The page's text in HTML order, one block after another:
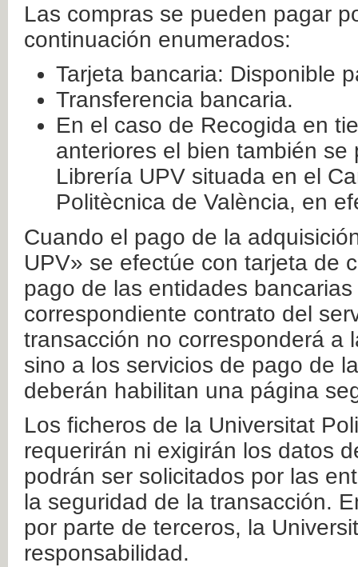
Las compras se pueden pagar
continuación enumerados:
Tarjeta bancaria: Disponible
Transferencia bancaria.
En el caso de Recogida en
anteriores el bien también
Librería UPV situada en el
Politècnica de València, en
Cuando el pago de la
UPV» se efectúe con tarjeta de
pago de las entidades
correspondiente contrato del
transacción no corresponderá a
sino a los servicios de pago de
deberán habilitan una página
Los ficheros de la Universitat
requerirán ni exigirán los datos
podrán ser solicitados por las
la seguridad de la transacción.
por parte de terceros, la
responsabilidad.